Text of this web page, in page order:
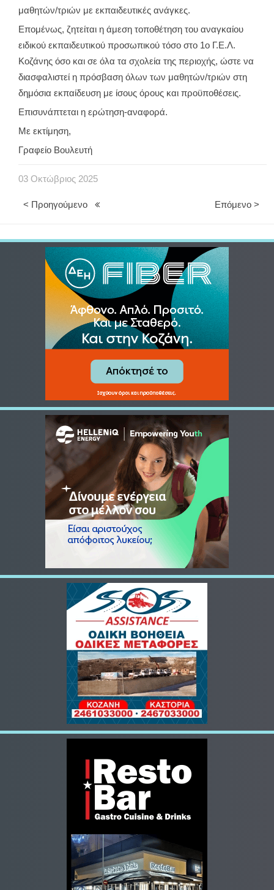
μαθητών/τριών με εκπαιδευτικές ανάγκες.
Επομένως, ζητείται η άμεση τοποθέτηση του αναγκαίου
ειδικού εκπαιδευτικού προσωπικού τόσο στο 1ο Γ.Ε.Λ.
Κοζάνης όσο και σε όλα τα σχολεία της περιοχής, ώστε να
διασφαλιστεί η πρόσβαση όλων των μαθητών/τριών στη
δημόσια εκπαίδευση με ίσους όρους και προϋποθέσεις.
Επισυνάπτεται η ερώτηση-αναφορά.
Με εκτίμηση,
Γραφείο Βουλευτή
03 Οκτώβριος 2025
< Προηγούμενο Επόμενο >